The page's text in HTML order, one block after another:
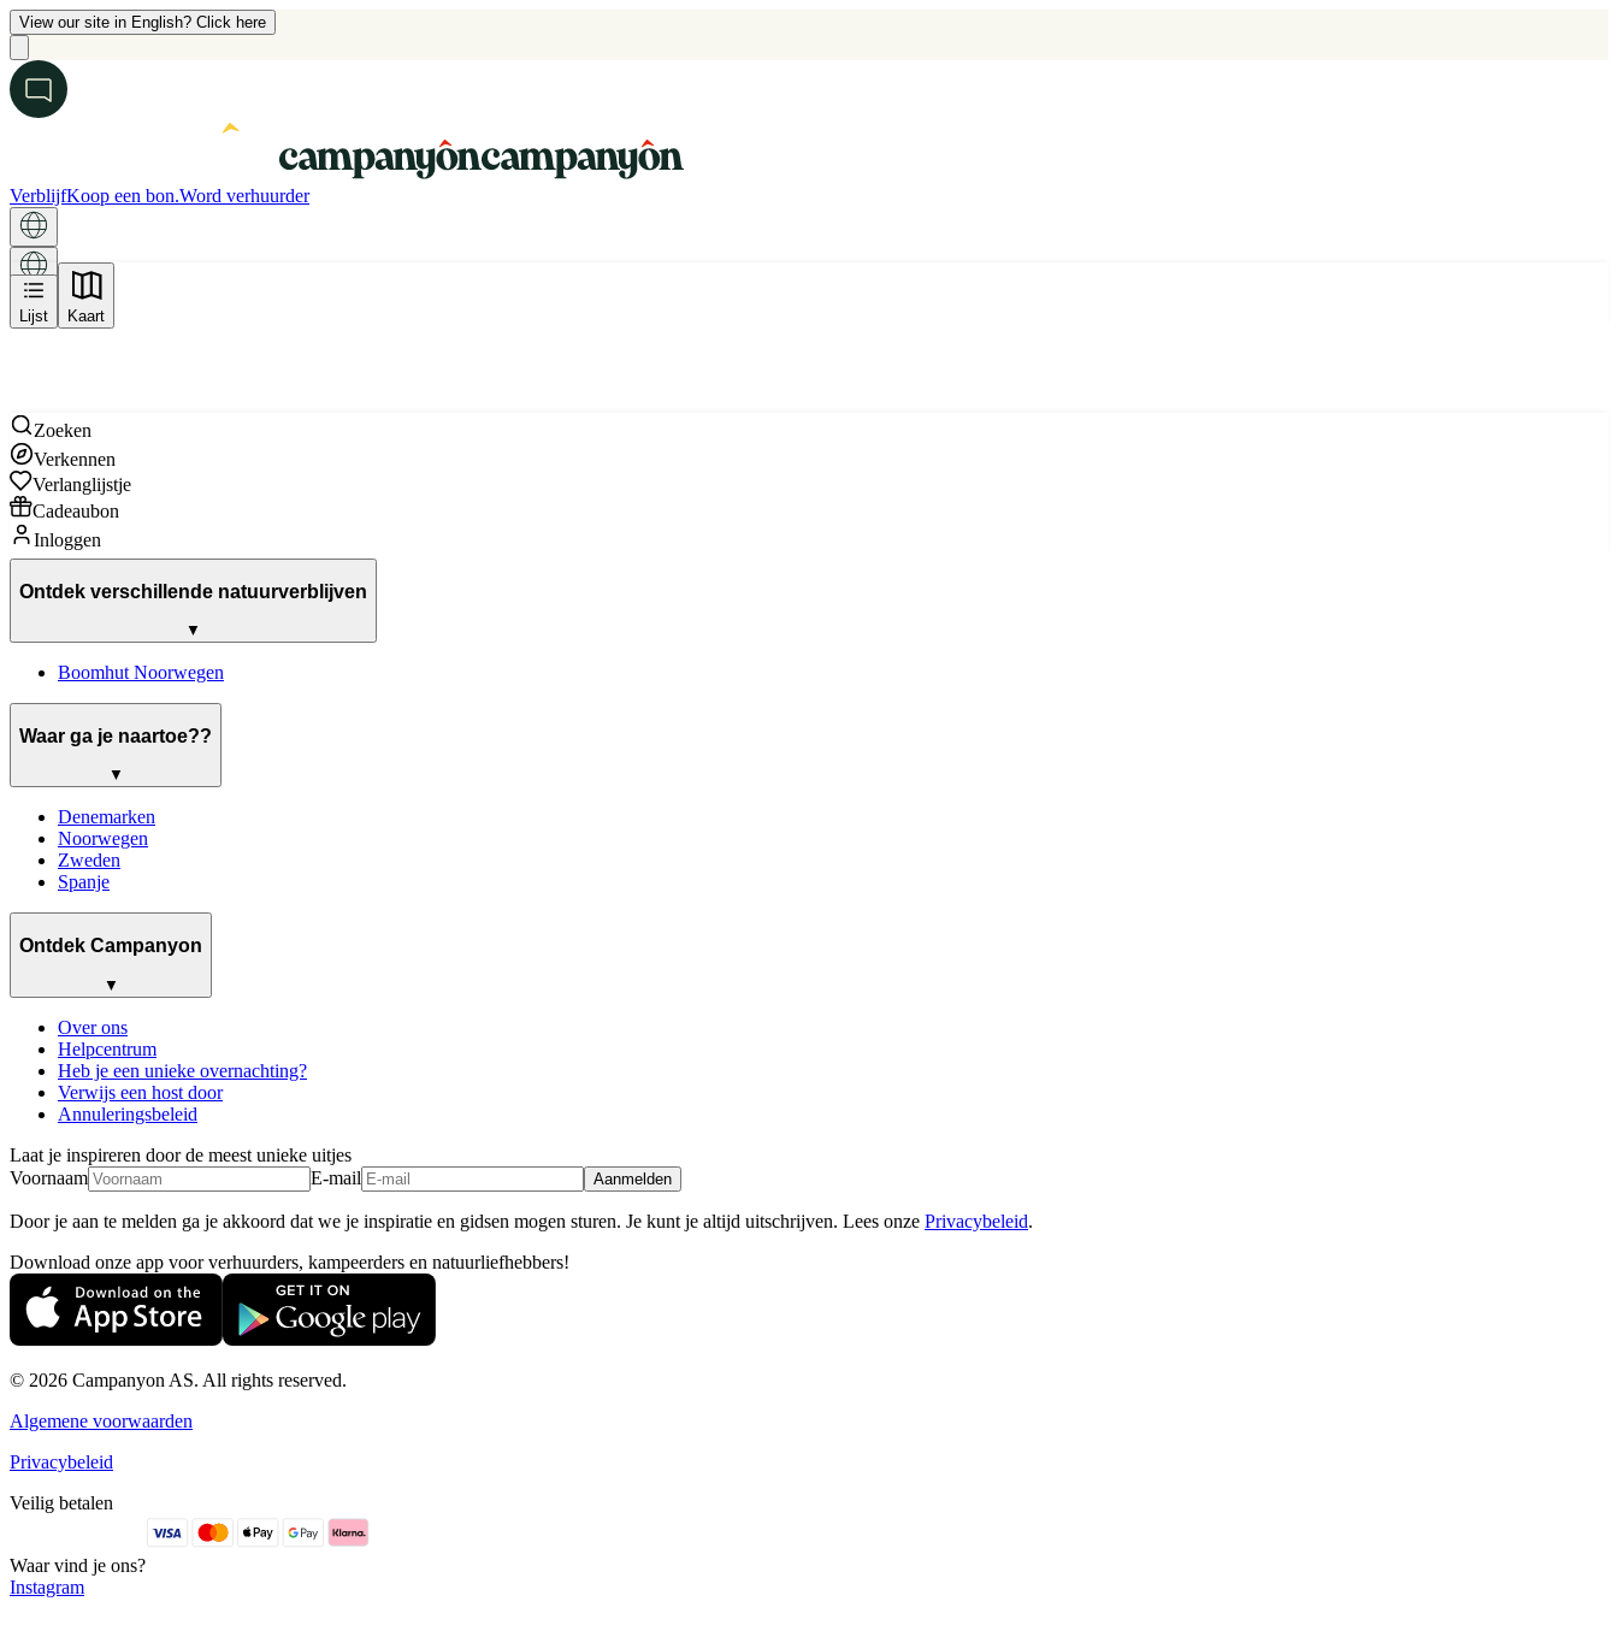
View our site in English? Click here
VerblijfKoop een bon.Word verhuurder
Kaart
Lijst Kaart
Zoeken
Verkennen
Verlanglijstje
Cadeaubon
Inloggen
Ontdek verschillende natuurverblijven
▼
Boomhut Noorwegen
Waar ga je naartoe??
▼
Denemarken
Noorwegen
Zweden
Spanje
Ontdek Campanyon
▼
Over ons
Helpcentrum
Heb je een unieke overnachting?
Verwijs een host door
Annuleringsbeleid
Laat je inspireren door de meest unieke uitjes
Voornaam
E-mail Aanmelden
Door je aan te melden ga je akkoord dat we je inspiratie en gidsen mogen sturen. Je kunt je altijd uitschrijven. Lees onze Privacybeleid.
Download onze app voor verhuurders, kampeerders en natuurliefhebbers!
© 2026 Campanyon AS. All rights reserved.
Algemene voorwaarden
Privacybeleid
Veilig betalen
Waar vind je ons?
Instagram